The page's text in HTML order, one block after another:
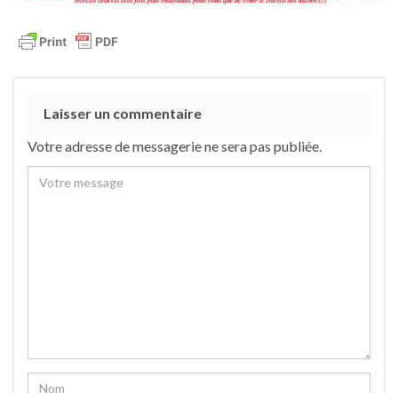
Laisser un commentaire
Votre adresse de messagerie ne sera pas publiée.